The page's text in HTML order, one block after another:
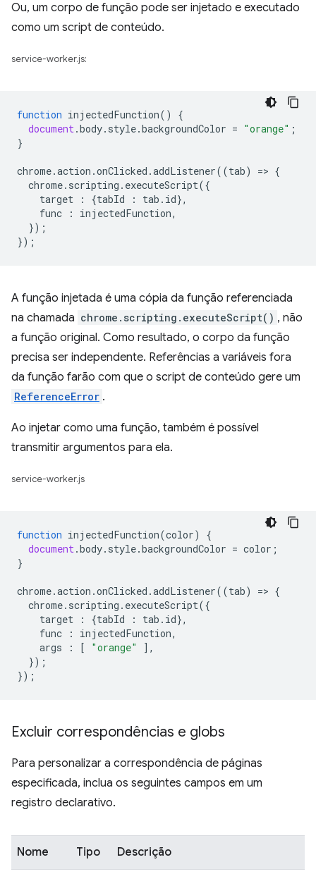
Ou, um corpo de função pode ser injetado e executado
como um script de conteúdo.
service-worker.js:
function injectedFunction()
{
document.body. style.backgroundColor = "orange" ;
}
chrome.action .onClicked .addListener((tab) => {
chrome. scripting . executeScript({
target
: {tabId : tab . id},
func
: injectedFunction,
});
});
A função injetada é uma cópia da função referenciada
na chamada chrome.scripting.executeScript() , não
a função original. Como resultado, o corpo da função
precisa ser independente. Referências a variáveis fora
da função farão com que o script de conteúdo gere um
ReferenceError .
Ao injetar como uma função, também é possível
transmitir argumentos para ela.
service-worker.js
function injectedFunction(color)
{
document.body. style.backgroundColor = color ;
}
chrome.action .onClicked .addListener((tab) => {
chrome. scripting . executeScript({
target
: {tabId : tab . id},
func
: injectedFunction,
args
: [ "orange"
],
});
});
Excluir correspondências e globs
Para personalizar a correspondência de páginas
especificada, inclua os seguintes campos em um
registro declarativo.
Nome Tipo Descrição